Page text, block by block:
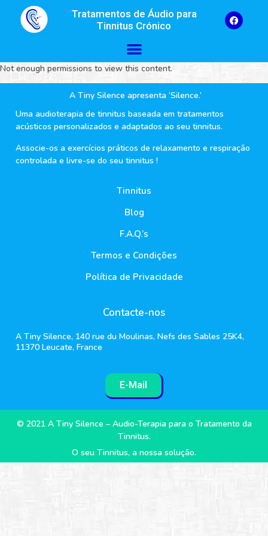
Tratamentos de Áudio para
Tinnitus Crónico
Not enough permissions to view this content.
A Tiny Silence apresenta ‘Silence.’
Uma audioterapia de tinnitus baseada em tratamentos
acústicos personalizados e adaptados ao seu tinnitus.
Associe-os a exercícios práticos de relaxamento e respiração
controlada e livre-se do seu tinnitus !
Tinnitus
Blog
F.A.Q.’s
Termos e Condições
Política de Privacidade
Contacte-nos
A Tiny Silence, 140 rue du Moulinas, Nefs des Sables 25K4,
11370 Leucate, France
E-Mail
© 2021 A Tiny Silence – Audio-Terapia para o Tratamento da
Tinnitus.
O seu Tinnitus, a nossa solução.